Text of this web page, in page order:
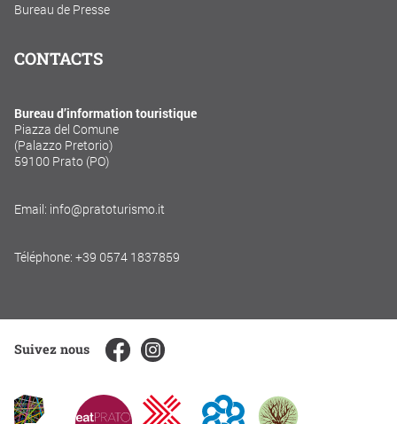
Bureau de Presse
CONTACTS
Bureau d’information touristique
Piazza del Comune
(Palazzo Pretorio)
59100 Prato (PO)
Email: info@pratoturismo.it
Téléphone: +39 0574 1837859
Suivez nous